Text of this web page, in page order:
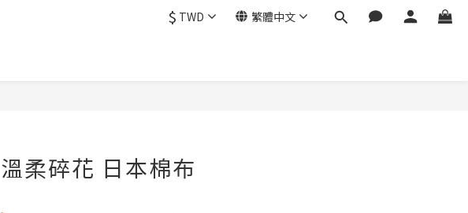
$ TWD 繁體中文
溫柔碎花 日本棉布